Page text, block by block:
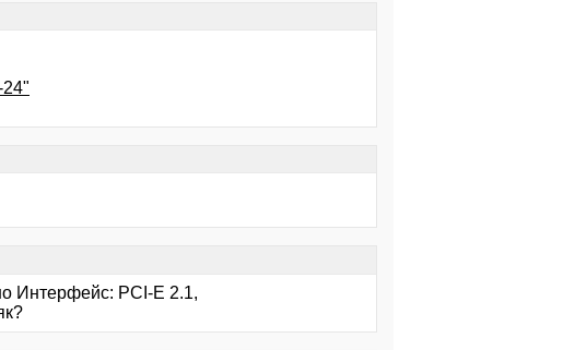
Интерфейс: PCI-E 2.1,